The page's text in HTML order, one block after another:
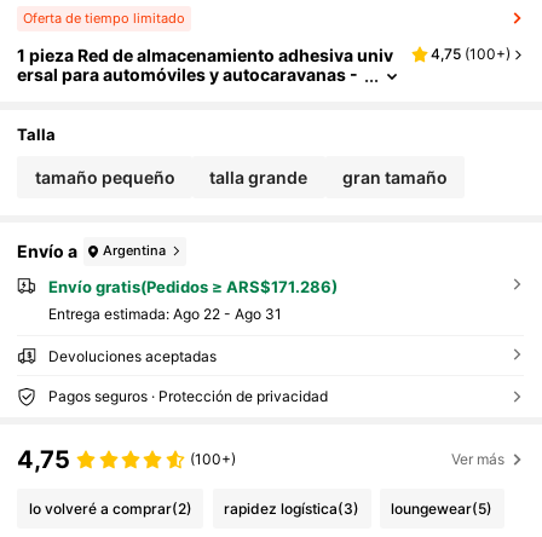
Oferta de tiempo limitado
1 pieza Red de almacenamiento adhesiva univ
ersal para automóviles y autocaravanas -
adapta a todos los vehículos, Tamaños: 8cm*
4,75 (100+)
Talla
tamaño pequeño talla grande gran tamaño
Envío a Argentina
Envío gratis(Pedidos ≥ ARS$171.286)
Entrega estimada: Ago 22 - Ago 31
Devoluciones aceptadas
Pagos seguros · Protección de privacidad
4,75 (100+) Ver más
lo volveré a comprar(2) rapidez logística(3) loungewear(5)